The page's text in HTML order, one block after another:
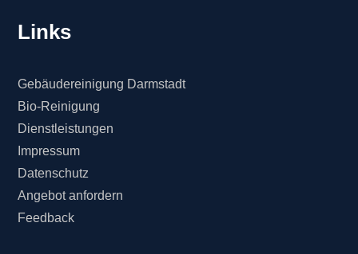
Links
Gebäudereinigung Darmstadt
Bio-Reinigung
Dienstleistungen
Impressum
Datenschutz
Angebot anfordern
Feedback